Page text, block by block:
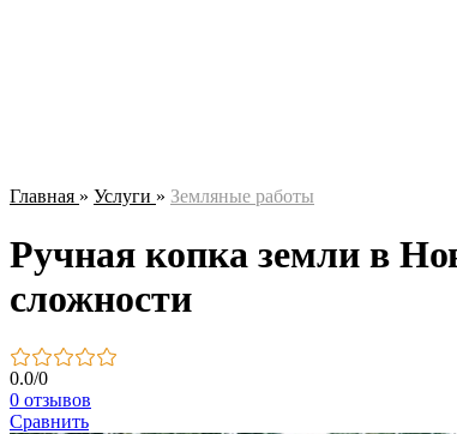
Главная » Услуги » Земляные работы
Ручная копка земли в
сложности
0.0/0
0 отзывов
Сравнить